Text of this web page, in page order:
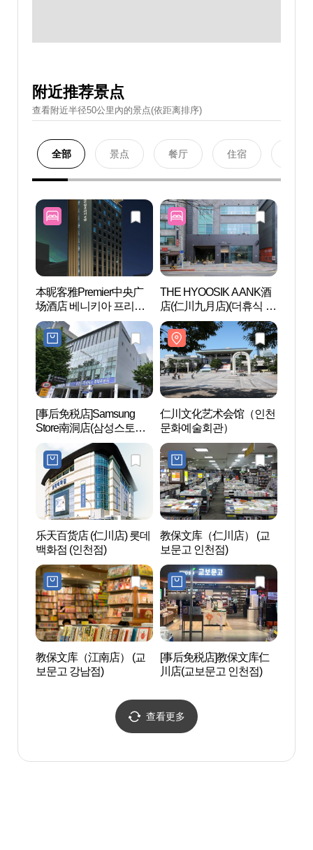
附近推荐景点
查看附近半径50公里內的景点(依距离排序)
全部 景点 餐厅 住宿
本昵客雅Premier中央广
场酒店 베니키아 프리미
어 센트럴 프라자 호텔
THE HYOOSIK AANK酒
店(仁川九月店)(더휴식 아
늑호텔 인천구월점)
[事后免税店]Samsung
Store南洞店(삼성스토어
남동)
仁川文化艺术会馆（인천
문화예술회관）
乐天百货店 (仁川店) 롯데
백화점 (인천점)
教保文库（仁川店） (교
보문고 인천점)
教保文库（江南店） (교
보문고 강남점)
[事后免税店]教保文库仁
川店(교보문고 인천점)
查看更多